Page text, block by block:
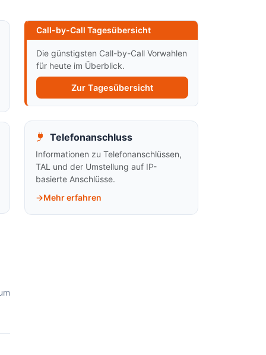
Call-by-Call Tagesübersicht
Die günstigsten Call-by-Call Vorwahlen
für heute im Überblick.
Zur Tagesübersicht
Telefonanschluss
Informationen zu Telefonanschlüssen,
TAL und der Umstellung auf IP-
basierte Anschlüsse.
Mehr erfahren